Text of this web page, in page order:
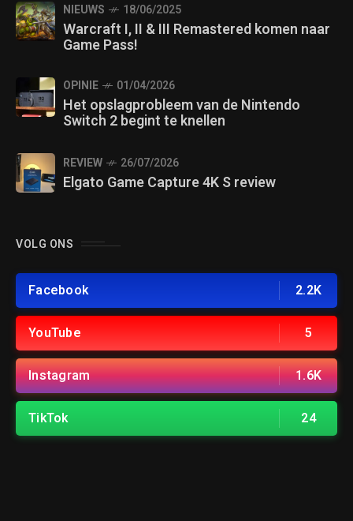
NIEUWS 18/06/2025
Warcraft I, II & III Remastered komen naar
Game Pass!
OPINIE 01/04/2026
Het opslagprobleem van de Nintendo
Switch 2 begint te knellen
REVIEW 26/07/2026
Elgato Game Capture 4K S review
VOLG ONS
Facebook 2.2K
YouTube 5
Instagram 1.6K
TikTok 24